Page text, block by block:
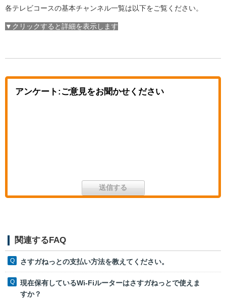
各テレビコースの基本チャンネル一覧は以下をご覧ください。
▼クリックすると詳細を表示します
アンケート:ご意見をお聞かせください
関連するFAQ
さすガねっとの支払い方法を教えてください。
現在保有しているWi-Fiルーターはさすガねっとで使えま
すか？